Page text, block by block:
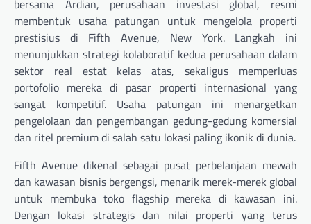
bersama Ardian, perusahaan investasi global, resmi
membentuk usaha patungan untuk mengelola properti
prestisius di Fifth Avenue, New York. Langkah ini
menunjukkan strategi kolaboratif kedua perusahaan dalam
sektor real estat kelas atas, sekaligus memperluas
portofolio mereka di pasar properti internasional yang
sangat kompetitif. Usaha patungan ini menargetkan
pengelolaan dan pengembangan gedung-gedung komersial
dan ritel premium di salah satu lokasi paling ikonik di dunia.
Fifth Avenue dikenal sebagai pusat perbelanjaan mewah
dan kawasan bisnis bergengsi, menarik merek-merek global
untuk membuka toko flagship mereka di kawasan ini.
Dengan lokasi strategis dan nilai properti yang terus